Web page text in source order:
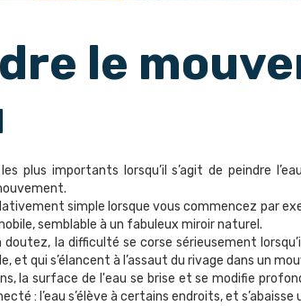
le
plus importants lorsqu’il s’agit de peindre
simple lorsque vous commencez par
semblable à un fabuleux miroir naturel.
doutez, la difficulté se corse sérieusement
et qui s’élancent à l’assaut du rivage dans un
la surface de l'eau se brise et se modifie
: l’eau s’élève à certains endroits, et s’abaisse